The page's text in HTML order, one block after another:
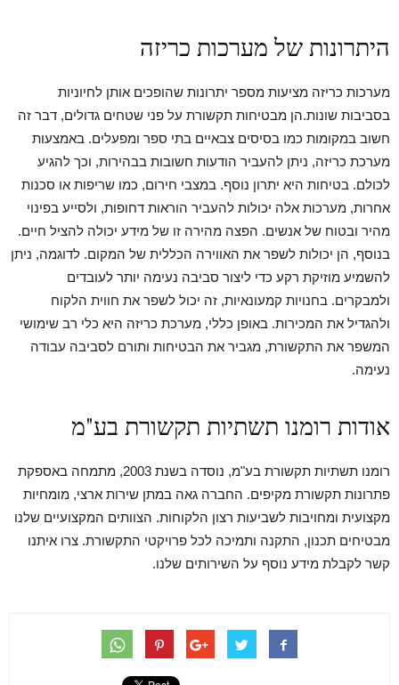
היתרונות של מערכות כריזה
מערכות כריזה מציעות מספר יתרונות שהופכים אותן לחיוניות
בסביבות שונות.הן מבטיחות תקשורת על פני שטחים גדולים, דבר זה
חשוב במקומות כמו בסיסים צבאיים בתי ספר ומפעלים. באמצעות
מערכת כריזה, ניתן להעביר הודעות חשובות בבהירות, וכך להגיע
לכולם. בטיחות היא יתרון נוסף. במצבי חירום, כמו שריפות או סכנות
אחרות, מערכות אלה יכולות להעביר הוראות דחופות, ולסייע בפינוי
מהיר ובטוח של אנשים. הפצה מהירה זו של מידע יכולה להציל חיים.
בנוסף, הן יכולות לשפר את האווירה הכללית של המקום. לדוגמה, ניתן
להשמיע מוזיקת רקע כדי ליצור סביבה נעימה יותר לעובדים
ולמבקרים. בחנויות קמעונאיות, זה יכול לשפר את חווית הלקוח
ולהגדיל את המכירות. באופן כללי, מערכת כריזה היא כלי רב שימושי
המשפר את התקשורת, מגביר את הבטיחות ותורם לסביבה עבודה
נעימה.
אודות רומנו תשתיות תקשורת בע"מ
רומנו תשתיות תקשורת בע"מ, נוסדה בשנת 2003, מתמחה באספקת
פתרונות תקשורת מקיפים. החברה גאה במתן שירות ארצי, מומחיות
מקצועית ומחויבות לשביעות רצון הלקוחות. הצוותים המקצועיים שלנו
מבטיחים תכנון, התקנה ותמיכה לכל פרויקטי התקשורת. צרו איתנו
קשר לקבלת מידע נוסף על השירותים שלנו.